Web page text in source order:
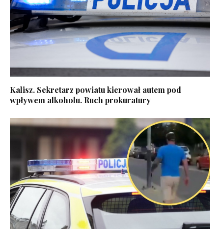
Kalisz. Sekretarz powiatu kierował autem pod
wpływem alkoholu. Ruch prokuratury